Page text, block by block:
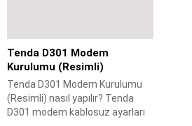
Tenda D301 Modem
Kurulumu (Resimli)
Tenda D301 Modem Kurulumu
(Resimli) nasıl yapılır? Tenda
D301 modem kablosuz ayarları